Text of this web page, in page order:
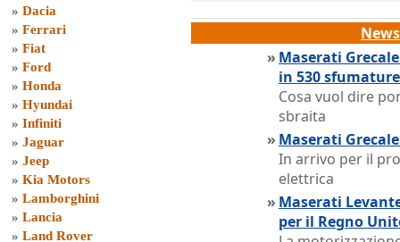
» Dacia
» Ferrari
» Fiat
» Ford
» Honda
» Hyundai
» Infiniti
» Jaguar
» Jeep
» Kia Motors
» Lamborghini
» Lancia
» Land Rover
» Maserati
in 530
Cosa vuol dire
sbraita
» Maserati
In arrivo per il
elettrica
» Maserati
per il Regno